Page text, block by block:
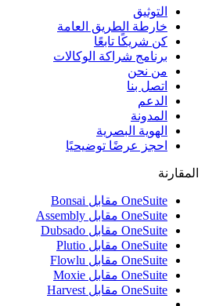
التوثيق
خارطة الطريق العامة
كن شريكًا تابعًا
برنامج شراكة الوكالات
من نحن
اتصل بنا
الدعم
المدونة
الهوية البصرية
احجز عرضًا توضيحيًا
المقارنة
OneSuite مقابل Bonsai
OneSuite مقابل Assembly
OneSuite مقابل Dubsado
OneSuite مقابل Plutio
OneSuite مقابل Flowlu
OneSuite مقابل Moxie
OneSuite مقابل Harvest